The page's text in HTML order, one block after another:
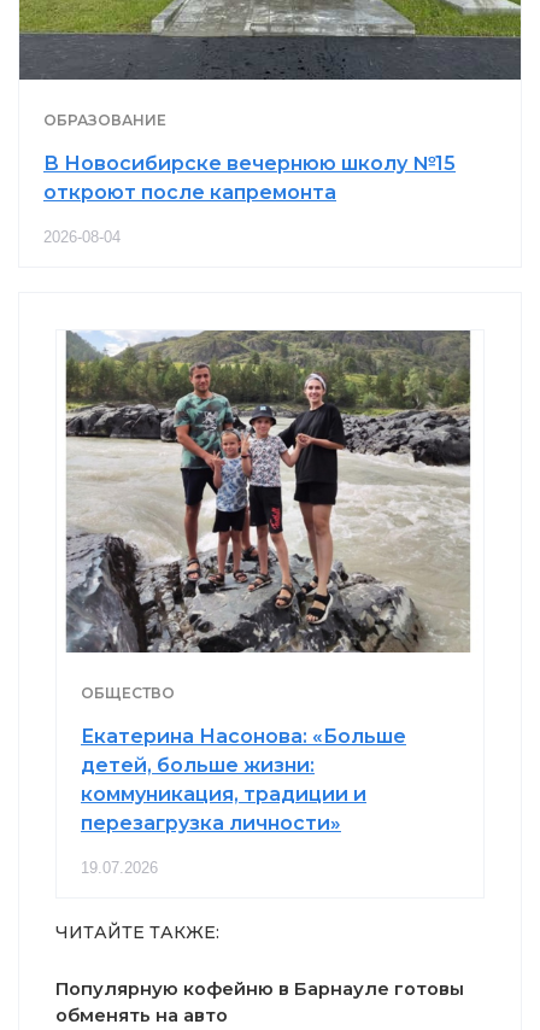
ОБРАЗОВАНИЕ
В Новосибирске вечернюю школу №15
откроют после капремонта
2026-08-04
ОБЩЕСТВО
Екатерина Насонова: «Больше
детей, больше жизни:
коммуникация, традиции и
перезагрузка личности»
19.07.2026
ЧИТАЙТЕ ТАКЖЕ:
Популярную кофейню в Барнауле готовы
обменять на авто